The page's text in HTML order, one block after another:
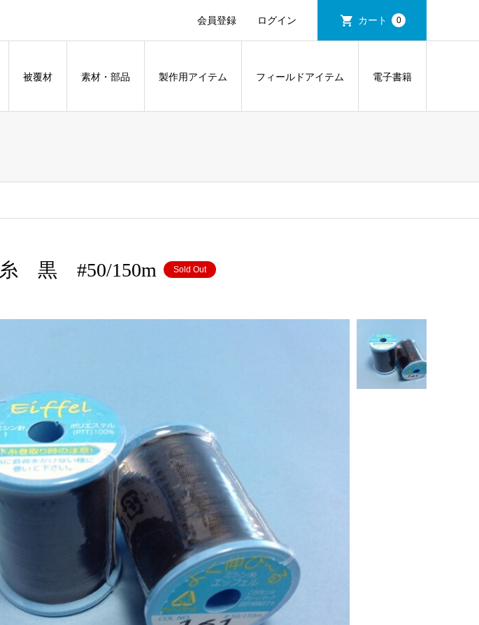
会員登録 ログイン カート 0
被覆材 素材・部品 製作用アイテム フィールドアイテム 電子書籍
黒 #50/150m Sold Out